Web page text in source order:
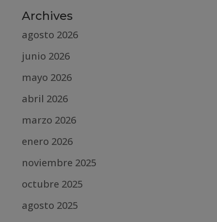
Archives
agosto 2026
junio 2026
mayo 2026
abril 2026
marzo 2026
enero 2026
noviembre 2025
octubre 2025
agosto 2025